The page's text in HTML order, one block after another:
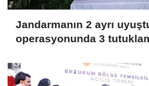
Jandarmanın 2 ayrı
operasyonunda 3